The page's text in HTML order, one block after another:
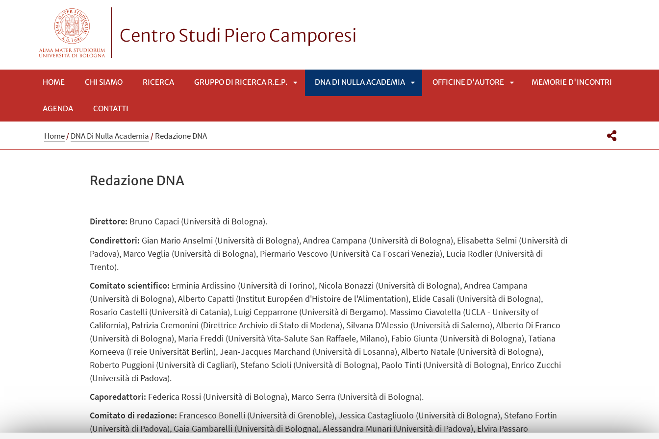
Centro Studi Piero Camporesi
HOME CHI SIAMO RICERCA GRUPPO DI RICERCA R.E.P. DNA DI NULLA ACADEMIA OFFICINE D'AUTORE MEMORIE D'INCONTRI
AGENDA CONTATTI
Home/DNA Di Nulla Academia /Redazione DNA
Redazione DNA
Direttore: Bruno Capaci (Università di Bologna).
Condirettori: Gian Mario Anselmi (Università di Bologna),Andrea Campana (Università di Bologna), Elisabetta Selmi (Università di
Padova), Marco Veglia (Università di Bologna), Piermario Vescovo (Università Ca Foscari Venezia), Lucia Rodler (Università di
Trento).
Comitato scientifico: Erminia Ardissino (Università di Torino), Nicola Bonazzi (Università di Bologna), Andrea Campana
(Università di Bologna), Alberto Capatti (Institut Européen d'Histoire de l'Alimentation), Elide Casali (Università di Bologna),
Rosario Castelli (Università di Catania), Luigi Cepparrone (Università di Bergamo). Massimo Ciavolella (UCLA - University of
California), Patrizia Cremonini (Direttrice Archivio di Stato di Modena), Silvana D'Alessio (Università di Salerno), Alberto Di Franco
(Università di Bologna), Maria Freddi (Università Vita-Salute San Raffaele, Milano), Fabio Giunta (Università di Bologna), Tatiana
Korneeva (Freie Universität Berlin), Jean-Jacques Marchand (Università di Losanna), Alberto Natale (Università di Bologna),
Roberto Puggioni (Università di Cagliari), Stefano Scioli (Università di Bologna), Paolo Tinti (Università di Bologna), Enrico Zucchi
(Università di Padova).
Caporedattori: Federica Rossi (Università di Bologna), Marco Serra (Università di Bologna).
Comitato di redazione: Francesco Bonelli (Università di Grenoble), Jessica Castagliuolo (Università di Bologna), Stefano Fortin
(Università di Padova), Gaia Gambarelli (Università di Bologna), Alessandra Munari (Università di Padova), Elvira Passaro